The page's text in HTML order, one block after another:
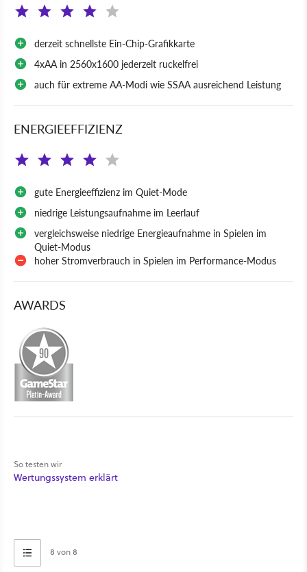
derzeit schnellste Ein-Chip-Grafikkarte
4xAA in 2560x1600 jederzeit ruckelfrei
auch für extreme AA-Modi wie SSAA ausreichend Leistung
ENERGIEEFFIZIENZ
gute Energieeffizienz im Quiet-Mode
niedrige Leistungsaufnahme im Leerlauf
vergleichsweise niedrige Energieaufnahme in Spielen im
Quiet-Modus
hoher Stromverbrauch in Spielen im Performance-Modus
AWARDS
So testen wir
Wertungssystem erklärt
8 von 8